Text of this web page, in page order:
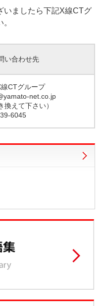
ましたら下記X線CTグ
い合わせ先
CTグループ
net.co.jp
えて下さい）
6045